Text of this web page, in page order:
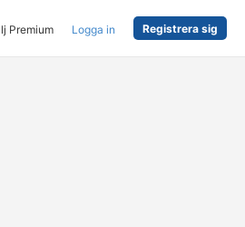
Premium Logga in Registrera sig